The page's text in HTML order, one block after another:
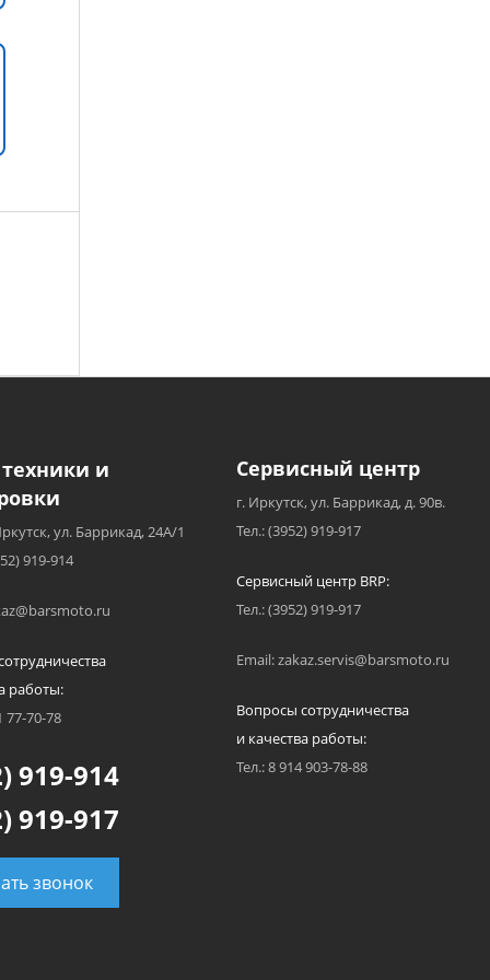
и
ул. Баррикад, 24А/1
919-914
работы:
77-70-78
919-914
919-917
звонок
Сервисный центр
г. Иркутск, ул. Баррикад, д. 90в.
Тел.: (3952) 919-917
Сервисный центр BRP:
Тел.: (3952) 919-917
Email: zakaz.servis@barsmoto.ru
Вопросы сотрудничества
и качества работы:
Тел.: 8 914 903-78-88